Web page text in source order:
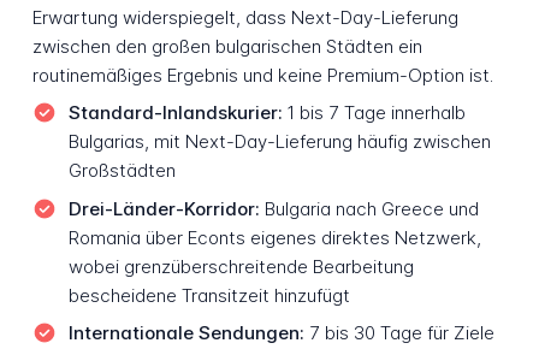
Erwartung widerspiegelt, dass Next-Day-Lieferung
zwischen den großen bulgarischen Städten ein
routinemäßiges Ergebnis und keine Premium-Option ist.
Standard-Inlandskurier: 1 bis 7 Tage innerhalb
Bulgarias, mit Next-Day-Lieferung häufig zwischen
Großstädten
Drei-Länder-Korridor: Bulgaria nach Greece und
Romania über Econts eigenes direktes Netzwerk,
wobei grenzüberschreitende Bearbeitung
bescheidene Transitzeit hinzufügt
Internationale Sendungen: 7 bis 30 Tage für Ziele